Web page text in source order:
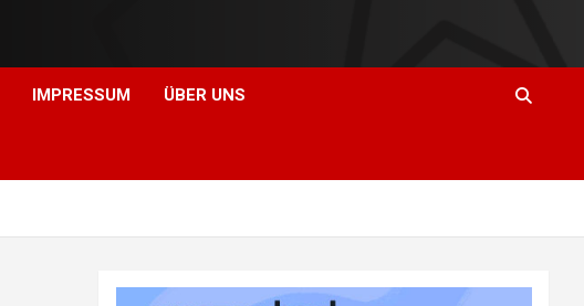
IMPRESSUM ÜBER UNS